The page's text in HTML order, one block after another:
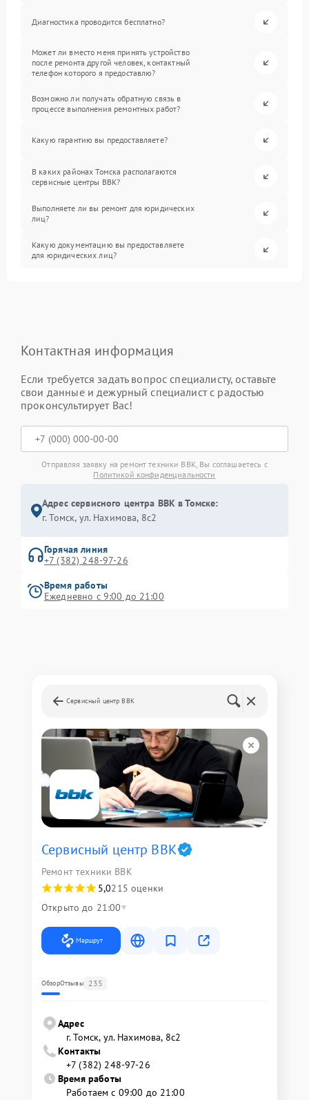
Диагностика проводится бесплатно?
Может ли вместо меня принять устройство
после ремонта другой человек, контактный
телефон которого я предоставлю?
Возможно ли получать обратную связь в
процессе выполнения ремонтных работ?
Какую гарантию вы предоставляете?
В каких районах Томска располагаются
сервисные центры BBK?
Выполняете ли вы ремонт для юридических
лиц?
Какую документацию вы предоставляете
для юридических лиц?
Контактная информация
Если требуется задать вопрос специалисту, оставьте
свои данные и дежурный специалист с радостью
проконсультирует Вас!
Отправляя заявку на ремонт техники BBK, Вы соглашаетесь с
Политикой конфиденциальности
Адрес сервисного центра BBK в Томске:
г. Томск, ул. Нахимова, 8с2
Горячая линия
+7 (382) 248-97-26
Время работы
Ежедневно с 9:00 до 21:00
Сервисный центр BBK
Сервисный центр BBK
Ремонт техники BBK
5,0215 оценки
Открыто до 21:00
Маршрут
ОбзорОтзывы 235
Адрес
г. Томск, ул. Нахимова, 8с2
Контакты
+7 (382) 248-97-26
Время работы
Работаем с 09:00 до 21:00